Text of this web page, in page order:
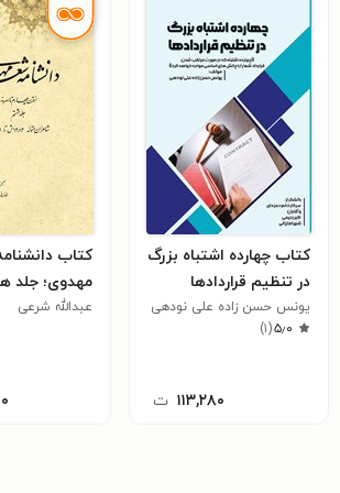
کتاب چهارده اشتباه بزرگ
در تنظیم قراردادها
یونس حسن زاده علی نودهی
۵٫۰(۱)
۱۱۳,۲۸۰ ت
کتاب
مهدوی؛ جلد
عبدالله شرعی